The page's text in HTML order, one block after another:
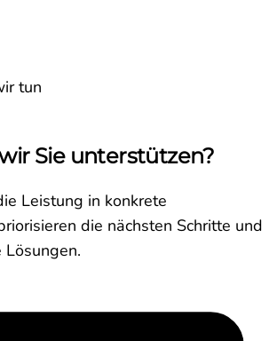
tun
Sie unterstützen?
Leistung in konkrete
die nächsten Schritte und